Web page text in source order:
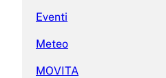
Eventi
Meteo
MOVITA